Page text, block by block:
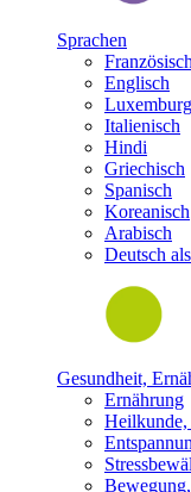
Sprachen
Französisch
Englisch
Italienisch
Hindi
Griechisch
Spanisch
Koreanisch
Arabisch
Deutsch
Gesundheit,
Ernährung